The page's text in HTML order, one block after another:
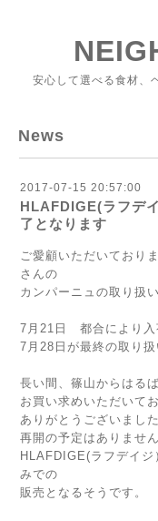
安心して選べる食材、
News
2017-07-15 20:57:00
HLAFDIGE(ラフデ
了となります
ご愛顧いただいており
さんの
カンパーニュの取り扱
7月21日 都合により入
7月28日が最終の取り扱
長い間、篠山からはる
お買い求めいただいて
ありがとうございました
再開の予定はありません
HLAFDIGE(ラフデイ
みでの
販売となるそうです。